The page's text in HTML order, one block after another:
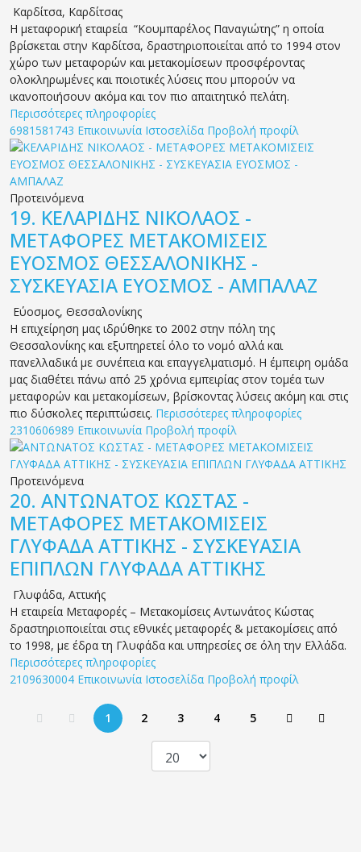
Καρδίτσα, Καρδίτσας
Η μεταφορική εταιρεία “Κουμπαρέλος Παναγιώτης” η οποία
βρίσκεται στην Καρδίτσα, δραστηριοποιείται από το 1994 στον
χώρο των μεταφορών και μετακομίσεων προσφέροντας
ολοκληρωμένες και ποιοτικές λύσεις που μπορούν να
ικανοποιήσουν ακόμα και τον πιο απαιτητικό πελάτη.
Περισσότερες πληροφορίες
6981581743 Επικοινωνία Ιστοσελίδα Προβολή προφίλ
Προτεινόμενα
19. ΚΕΛΑΡΙΔΗΣ ΝΙΚΟΛΑΟΣ -
ΜΕΤΑΦΟΡΕΣ ΜΕΤΑΚΟΜΙΣΕΙΣ
ΕΥΟΣΜΟΣ ΘΕΣΣΑΛΟΝΙΚΗΣ -
ΣΥΣΚΕΥΑΣΙΑ ΕΥΟΣΜΟΣ - ΑΜΠΑΛΑΖ
Εύοσμος, Θεσσαλονίκης
Η επιχείρηση μας ιδρύθηκε το 2002 στην πόλη της
Θεσσαλονίκης και εξυπηρετεί όλο το νομό αλλά και
πανελλαδικά με συνέπεια και επαγγελματισμό. Η έμπειρη ομάδα
μας διαθέτει πάνω από 25 χρόνια εμπειρίας στον τομέα των
μεταφορών και μετακομίσεων, βρίσκοντας λύσεις ακόμη και στις
πιο δύσκολες περιπτώσεις. Περισσότερες πληροφορίες
2310606989 Επικοινωνία Προβολή προφίλ
Προτεινόμενα
20. ΑΝΤΩΝΑΤΟΣ ΚΩΣΤΑΣ -
ΜΕΤΑΦΟΡΕΣ ΜΕΤΑΚΟΜΙΣΕΙΣ
ΓΛΥΦΑΔΑ ΑΤΤΙΚΗΣ - ΣΥΣΚΕΥΑΣΙΑ
ΕΠΙΠΛΩΝ ΓΛΥΦΑΔΑ ΑΤΤΙΚΗΣ
Γλυφάδα, Αττικής
H εταιρεία Μεταφορές – Μετακομίσεις Αντωνάτος Κώστας
δραστηριοποιείται στις εθνικές μεταφορές & μετακομίσεις από
το 1998, με έδρα τη Γλυφάδα και υπηρεσίες σε όλη την Ελλάδα.
Περισσότερες πληροφορίες
2109630004 Επικοινωνία Ιστοσελίδα Προβολή προφίλ
1 2 3 4 5